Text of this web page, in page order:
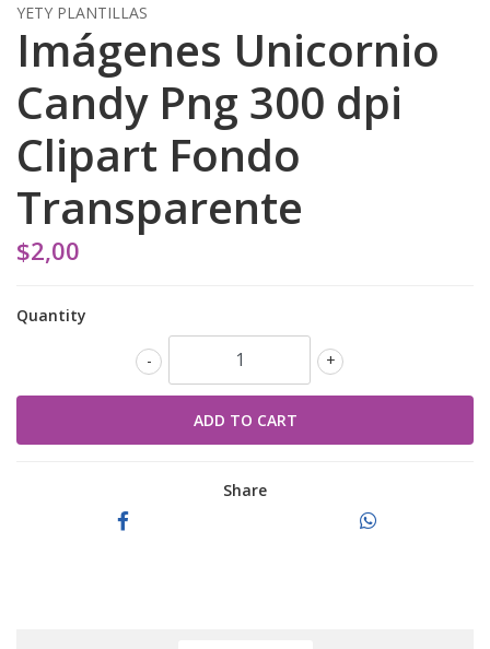
YETY PLANTILLAS
Imágenes Unicornio
Candy Png 300 dpi
Clipart Fondo
Transparente
$2,00
Quantity
+
-
Share